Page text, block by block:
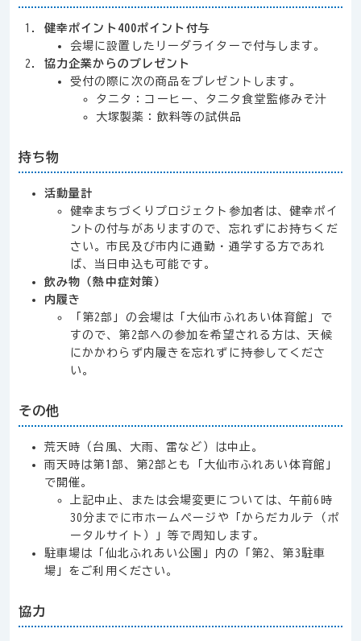
健幸ポイント400ポイント付与
会場に設置したリーダライターで付与します。
協力企業からのプレゼント
受付の際に次の商品をプレゼントします。
タニタ：コーヒー、タニタ食堂監修みそ汁
大塚製薬：飲料等の試供品
持ち物
活動量計
健幸まちづくりプロジェクト参加者は、健幸ポイ
ントの付与がありますので、忘れずにお持ちくだ
さい。市民及び市内に通勤・通学する方であれ
ば、当日申込も可能です。
飲み物（熱中症対策）
内履き
「第2部」の会場は「大仙市ふれあい体育館」で
すので、第2部への参加を希望される方は、天候
にかかわらず内履きを忘れずに持参してくださ
い。
その他
荒天時（台風、大雨、雷など）は中止。
雨天時は第1部、第2部とも「大仙市ふれあい体育館」
で開催。
上記中止、または会場変更については、午前6時
30分までに市ホームページや「からだカルテ（ポ
ータルサイト）」等で周知します。
駐車場は「仙北ふれあい公園」内の「第2、第3駐車
場」をご利用ください。
協力